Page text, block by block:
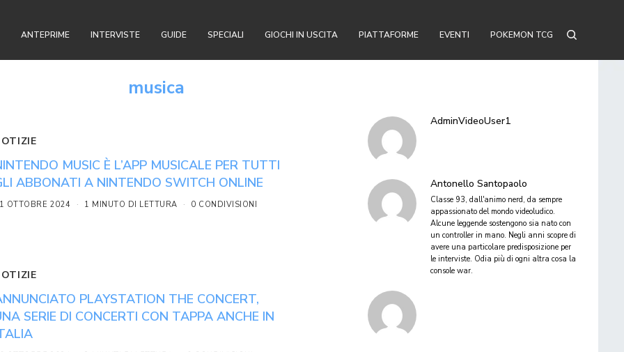
ANTEPRIME INTERVISTE GUIDE SPECIALI GIOCHI IN USCITA PIATTAFORME EVENTI POKEMON TCG
musica
MUSIC È L’APP MUSICALE PER TUTTI
ABBONATI A NINTENDO SWITCH ONLINE
OTTOBRE 2024 1 MINUTO DI LETTURA 0 CONDIVISIONI
PLAYSTATION THE CONCERT,
SERIE DI CONCERTI CON TAPPA ANCHE IN
AdminVideoUser1
Antonello Santopaolo
Classe 93, dall'animo nerd, da sempre
appassionato del mondo videoludico.
Alcune leggende sostengono sia nato con
un controller in mano. Negli anni scopre di
avere una particolare predisposizione per
le interviste. Odia più di ogni altra cosa la
console war.